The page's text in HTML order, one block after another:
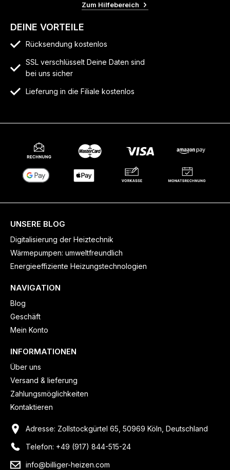
Zum Hilfebereich
DEINE VORTEILE
Rücksendung kostenlos
SSL verschlüsselt Deine Daten sind
bei uns sicher
Lieferung in die Filiale kostenlos
UNSERE BLOG
Digitalisierung der Heiztechnik
Wärmepumpen: umweltfreundlich
Energieeffiziente Heizungstechnologien
NAVIGATION
Blog
Geschäft
Mein Konto
INFORMATIONEN
Über uns
Versand & lieferung
Zahlungsmöglichkeiten
Kontaktieren
Adresse: Zollstockgürtel 65, 50969 Köln, Deutschland
Telefon: +49 (917) 844-515-24
info@billiger-heizen.com